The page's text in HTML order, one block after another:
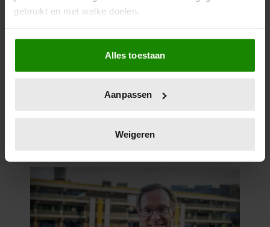
gebruikt en met welke doelen.
Als u het toestaat, willen we ook graag:
Informatie verzamelen over uw geografische
locatie, die tot een paar meter nauwkeurig kan zijn
scannen op specifieke eigenschappen (fingerprinting)
verwerkt en stel uw voorkeuren in het
intrekken in de Cookieverklaring.
We gebruiken cookies om content en advertenties te
personaliseren, om functies voor social media te bieden
en om ons websiteverkeer te analyseren. Ook delen we
Alles toestaan
Aanpassen
Weigeren